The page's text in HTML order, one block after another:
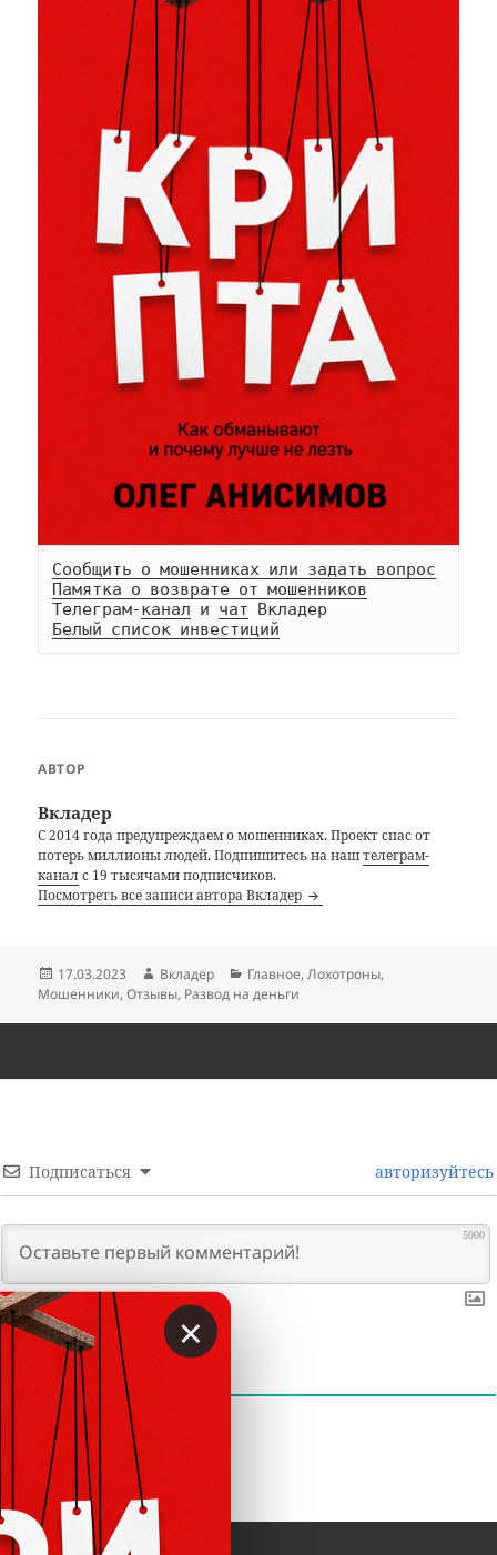
Сообщить о мошенниках или задать вопрос
Памятка о возврате от мошенников
Телеграм-канал и чат
Белый список инвестиций
АВТОР
Вкладер
С 2014 года предупреждаем о мошенниках. Проект спас от
потерь миллионы людей. Подпишитесь на наштелеграм-
каналс 19 тысячами подписчиков.
Посмотреть все записи автора Вкладер
Опубликовано
17.03.2023 Автор
Вкладер Рубрики
Главное,Лохотроны,
Мошенники,Отзывы, Развод на деньги
Подписаться авторизуйтесь
5000
КОММЕНТАРИИ
×